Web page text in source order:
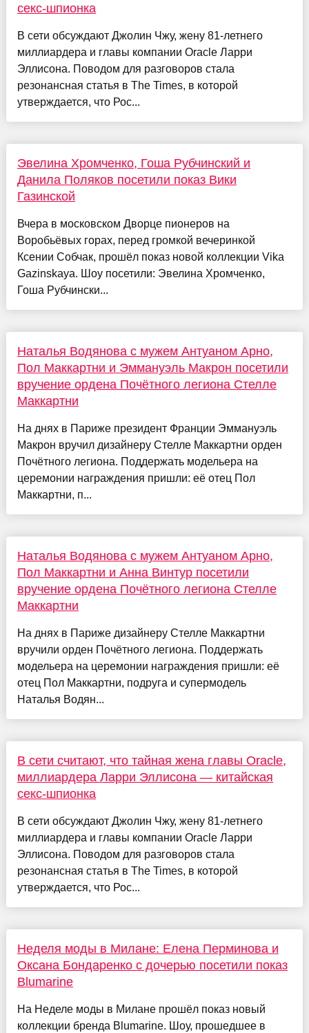
секс-шпионка
В сети обсуждают Джолин Чжу, жену 81-летнего
миллиардера и главы компании Oracle Ларри
Эллисона. Поводом для разговоров стала
резонансная статья в The Times, в которой
утверждается, что Рос...
Эвелина Хромченко, Гоша Рубчинский и
Данила Поляков посетили показ Вики
Газинской
Вчера в московском Дворце пионеров на
Воробьёвых горах, перед громкой вечеринкой
Ксении Собчак, прошёл показ новой коллекции Vika
Gazinskaya. Шоу посетили: Эвелина Хромченко,
Гоша Рубчински...
Наталья Водянова с мужем Антуаном Арно,
Пол Маккартни и Эммануэль Макрон посетили
вручение ордена Почётного легиона Стелле
Маккартни
На днях в Париже президент Франции Эммануэль
Макрон вручил дизайнеру Стелле Маккартни орден
Почётного легиона. Поддержать модельера на
церемонии награждения пришли: её отец Пол
Маккартни, п...
Наталья Водянова с мужем Антуаном Арно,
Пол Маккартни и Анна Винтур посетили
вручение ордена Почётного легиона Стелле
Маккартни
На днях в Париже дизайнеру Стелле Маккартни
вручили орден Почётного легиона. Поддержать
модельера на церемонии награждения пришли: её
отец Пол Маккартни, подруга и супермодель
Наталья Водян...
В сети считают, что тайная жена главы Oracle,
миллиардера Ларри Эллисона — китайская
секс-шпионка
В сети обсуждают Джолин Чжу, жену 81-летнего
миллиардера и главы компании Oracle Ларри
Эллисона. Поводом для разговоров стала
резонансная статья в The Times, в которой
утверждается, что Рос...
Неделя моды в Милане: Елена Перминова и
Оксана Бондаренко с дочерью посетили показ
Blumarine
На Неделе моды в Милане прошёл показ новый
коллекции бренда Blumarine. Шоу, прошедшее в